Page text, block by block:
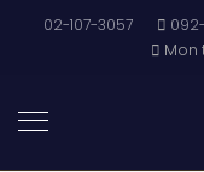
02-107-3057
Mon